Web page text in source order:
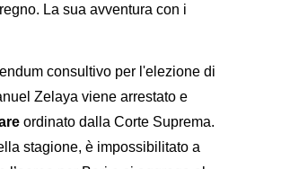
La sua avventura con i
consultivo per l'elezione di
Zelaya viene arrestato e
ordinato dalla Corte Suprema.
stagione, è impossibilitato a